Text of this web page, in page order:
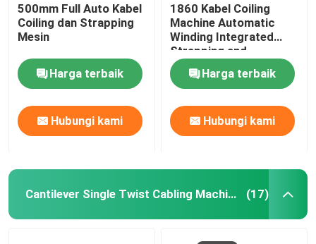
500mm Full Auto Kabel
Coiling dan Strapping
Mesin
Harga terbaik
Hubungi kami
1860 Kabel Coiling
Machine Automatic
Winding Integrated
Strapping and
Wrapping With Film
Mesin Penggulung
Kabel 1860 Mesin
Penggulung Kabel 1860
Mesin Penggulung
Kabel 1860 Mesin
Penggulung Kabel 1860
Mesin Penggulung
Kabel 1860 Mesin
Harga terbaik
Hubungi kami
Cantilever Single Twist Cabling Machine (Mesin Kabel Penggeli Tunggal) (17)